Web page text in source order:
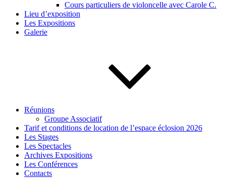
Cours particuliers de violoncelle avec Carole C.
Lieu d’exposition
Les Expositions
Galerie
Réunions
Groupe Associatif
Tarif et conditions de location de l’espace éclosion 2026
Les Stages
Les Spectacles
Archives Expositions
Les Conférences
Contacts